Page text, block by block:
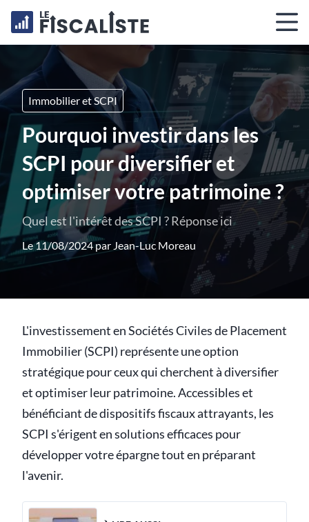
Immobilier et SCPI
Pourquoi investir dans les
SCPI pour diversifier et
optimiser votre patrimoine ?
Quel est l'intérêt des SCPI ? Réponse ici
Le 11/08/2024 par Jean-Luc Moreau
L'investissement en Sociétés Civiles de Placement
Immobilier (SCPI) représente une option
stratégique pour ceux qui cherchent à diversifier
et optimiser leur patrimoine. Accessibles et
bénéficiant de dispositifs fiscaux attrayants, les
SCPI s'érigent en solutions efficaces pour
développer votre épargne tout en préparant
l'avenir.